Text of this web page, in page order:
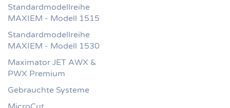
Standardmodellreihe
MAXIEM - Modell 1515
Standardmodellreihe
MAXIEM - Modell 1530
Maximator JET AWX &
PWX Premium
Gebrauchte Systeme